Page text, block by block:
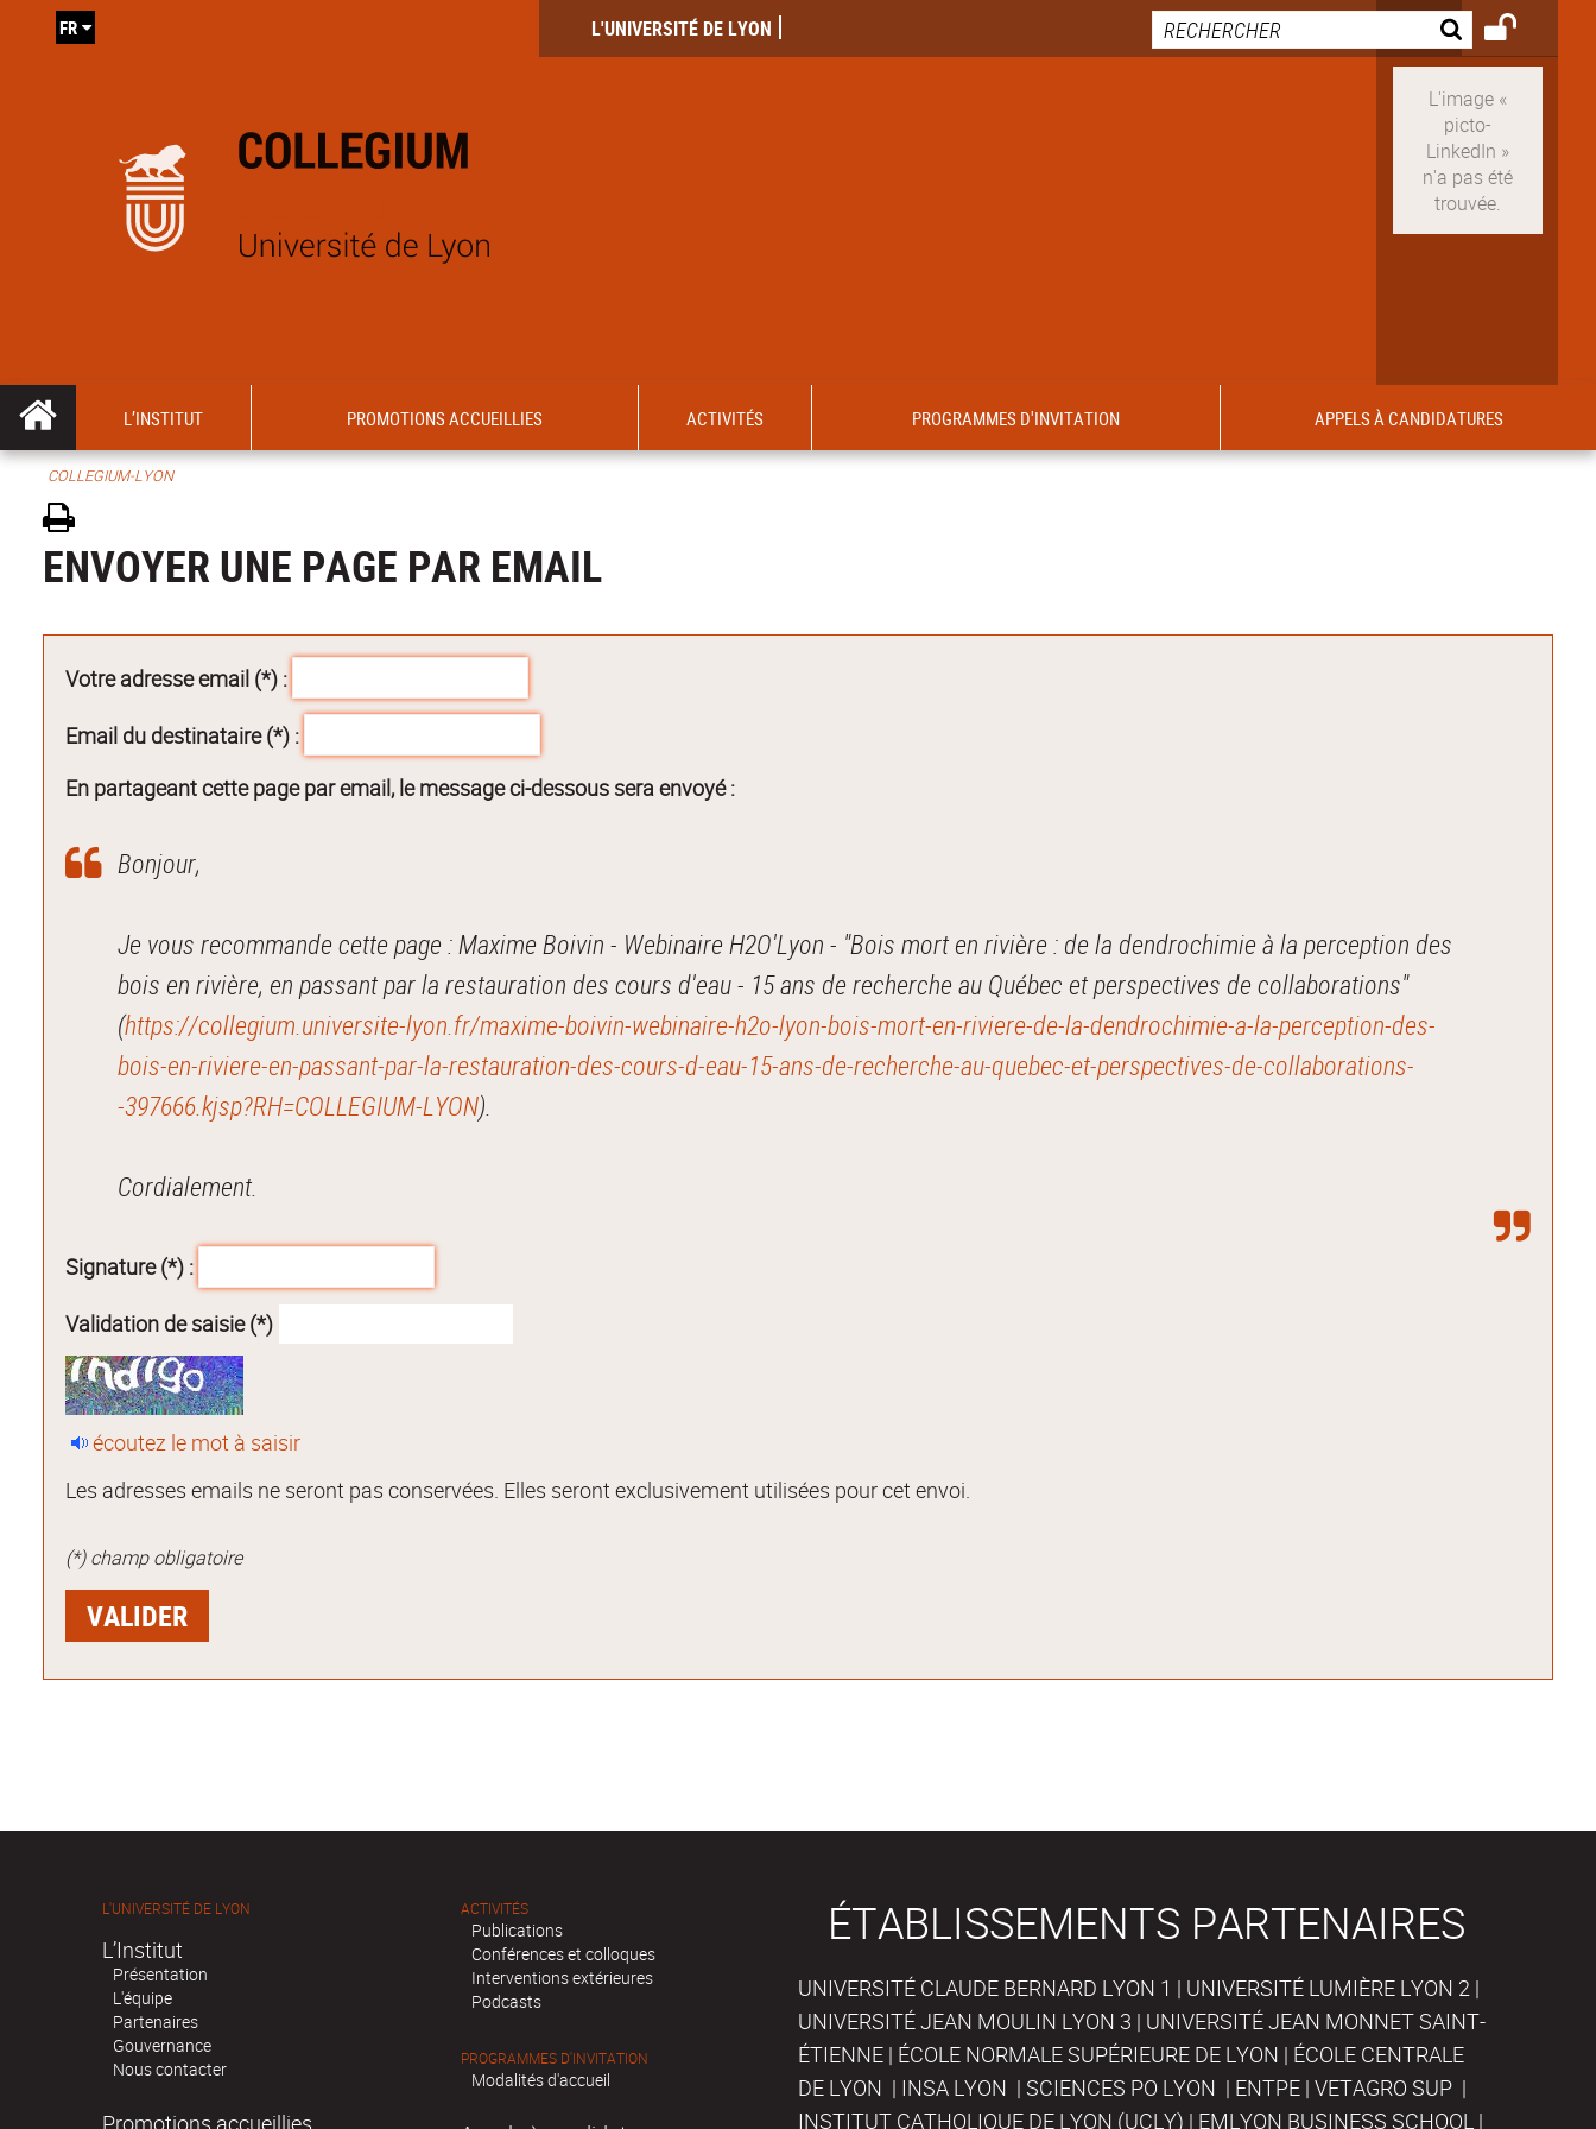
L'UNIVERSITÉ DE LYON
FR
L’INSTITUT PROMOTIONS ACCUEILLIES ACTIVITÉS PROGRAMMES D'INVITATION APPELS À CANDIDATURES
COLLEGIUM-LYON
ENVOYER UNE PAGE PAR EMAIL
Votre adresse email (*) :
Email du destinataire (*) :
En partageant cette page par email, le message ci-dessous sera envoyé :
Bonjour,
Je vous recommande cette page : Maxime Boivin - Webinaire H2O'Lyon - "Bois mort en rivière : de la dendrochimie à la perception des
bois en rivière, en passant par la restauration des cours d'eau - 15 ans de recherche au Québec et perspectives de collaborations"
(https://collegium.universite-lyon.fr/maxime-boivin-webinaire-h2o-lyon-bois-mort-en-riviere-de-la-dendrochimie-a-la-perception-des-
bois-en-riviere-en-passant-par-la-restauration-des-cours-d-eau-15-ans-de-recherche-au-quebec-et-perspectives-de-collaborations-
-397666.kjsp?RH=COLLEGIUM-LYON).
Cordialement.
Signature (*) :
Validation de saisie (*)
écoutez le mot à saisir
Les adresses emails ne seront pas conservées. Elles seront exclusivement utilisées pour cet envoi.
(*) champ obligatoire
L'UNIVERSITÉ DE LYON
L’Institut
Présentation
L'équipe
Partenaires
Gouvernance
Nous contacter
Promotions accueillies
ACTIVITÉS
Publications
Conférences et colloques
Interventions extérieures
Podcasts
PROGRAMMES D'INVITATION
Modalités d'accueil
ÉTABLISSEMENTS PARTENAIRES
UNIVERSITÉ CLAUDE BERNARD LYON 1 | UNIVERSITÉ LUMIÈRE LYON 2 |
UNIVERSITÉ JEAN MOULIN LYON 3 | UNIVERSITÉ JEAN MONNET SAINT-
ÉTIENNE | ÉCOLE NORMALE SUPÉRIEURE DE LYON | ÉCOLE CENTRALE
DE LYON | INSA LYON | SCIENCES PO LYON | ENTPE | VETAGRO SUP |
INSTITUT CATHOLIQUE DE LYON (UCLY) | EMLYON BUSINESS SCHOOL |